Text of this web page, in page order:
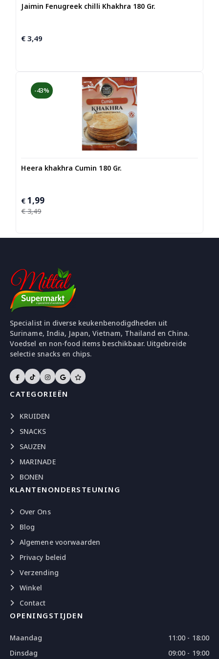
Jaimin Fenugreek chilli Khakhra 180 Gr.
€ 3,49
-43%
Heera khakhra Cumin 180 Gr.
€3,49
Oorspronkelijke
prijs
€ 1,99
Huidige
prijs
Specialist in diverse keukenbenodigdheden uit
Suriname, India, Japan, Vietnam, Thailand en China.
Voedsel en non-food items beschikbaar. Uitgebreide
selectie snacks en chips.
CATEGORIEËN
KRUIDEN
SNACKS
SAUZEN
MARINADE
BONEN
KLANTENONDERSTEUNING
Over Ons
Blog
Algemene voorwaarden
Privacy beleid
Verzending
Winkel
Contact
OPENINGSTIJDEN
Maandag
11:00 - 18:00
Dinsdag
09:00 - 19:00